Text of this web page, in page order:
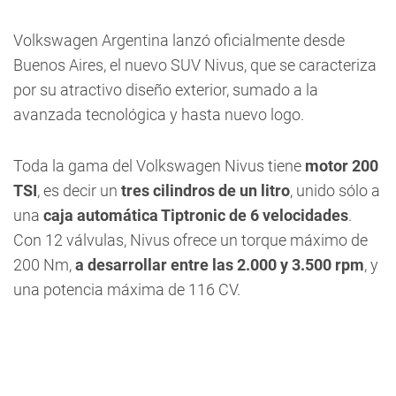
Volkswagen Argentina lanzó oficialmente desde
Buenos Aires, el nuevo SUV Nivus, que se caracteriza
por su atractivo diseño exterior, sumado a la
avanzada tecnológica y hasta nuevo logo.
Toda la gama del Volkswagen Nivus tiene motor 200
TSI, es decir un tres cilindros de un litro, unido sólo a
una caja automática Tiptronic de 6 velocidades.
Con 12 válvulas, Nivus ofrece un torque máximo de
200 Nm,a desarrollar entre las 2.000 y 3.500 rpm, y
una potencia máxima de 116 CV.